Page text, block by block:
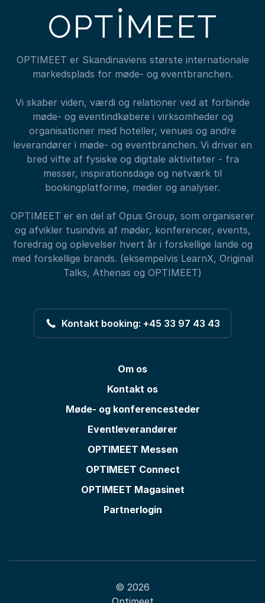
OPTIMEET er Skandinaviens største internationale
markedsplads for møde- og eventbranchen.
Vi skaber viden, værdi og relationer ved at forbinde
møde- og eventindkøbere i virksomheder og
organisationer med hoteller, venues og andre
leverandører i møde- og eventbranchen. Vi driver en
bred vifte af fysiske og digitale aktiviteter - fra
messer, inspirationsdage og netværk til
bookingplatforme, medier og analyser.
OPTIMEET er en del af Opus Group, som organiserer
og afvikler tusindvis af møder, konferencer, events,
foredrag og oplevelser hvert år i forskellige lande og
med forskellige brands. (eksempelvis LearnX, Original
Talks, Athenas og OPTIMEET)
Kontakt booking: +45 33 97 43 43
Om os
Kontakt os
Møde- og konferencesteder
Eventleverandører
OPTIMEET Messen
OPTIMEET Connect
OPTIMEET Magasinet
Partnerlogin
© 2026